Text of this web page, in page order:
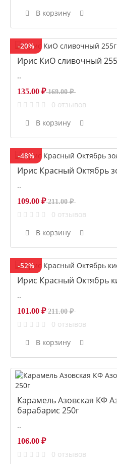
В корзину
-20%
Ирис КиО сливочный
..
169.00 ₽
135.00 ₽
0 отзывов
В корзину
-48%
Ирис Красный Октябрь
..
211.00 ₽
109.00 ₽
0 отзывов
В корзину
-52%
Ирис Красный Октябрь
..
211.00 ₽
101.00 ₽
0 отзывов
В корзину
Карамель Азовская КФ
барабарис 250г
..
106.00 ₽
0 отзывов